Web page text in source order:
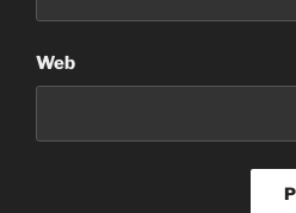
Web